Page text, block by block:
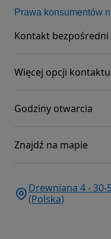
Prawa konsumentów
Kontakt bezpośredni
Więcej opcji kontaktu
Godziny otwarcia
Znajdź na mapie
Drewniana 4 - 30-
(Polska)